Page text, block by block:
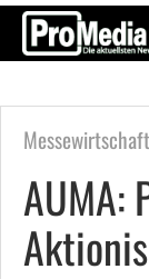
Messewirtschaft